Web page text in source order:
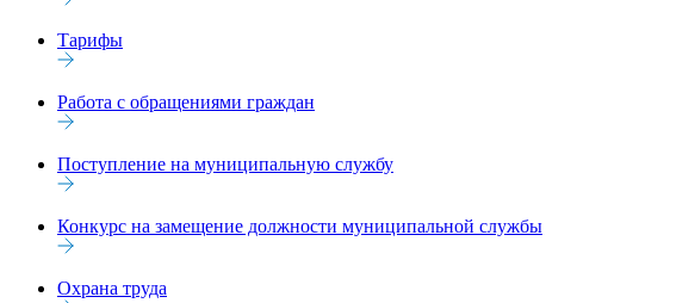
Тарифы
Работа с обращениями граждан
Поступление на муниципальную службу
Конкурс на замещение должности муниципальной службы
Охрана труда